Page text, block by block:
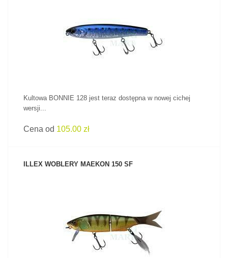
ZOBACZ PRODUKT
Kultowa BONNIE 128 jest teraz dostępna w nowej cichej
wersji...
Cena od 105.00 zł
ILLEX WOBLERY MAEKON 150 SF
ZOBACZ PRODUKT